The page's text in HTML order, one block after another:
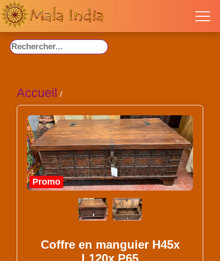
Accueil /
Promo
Coffre en manguier H45x
L120x P65